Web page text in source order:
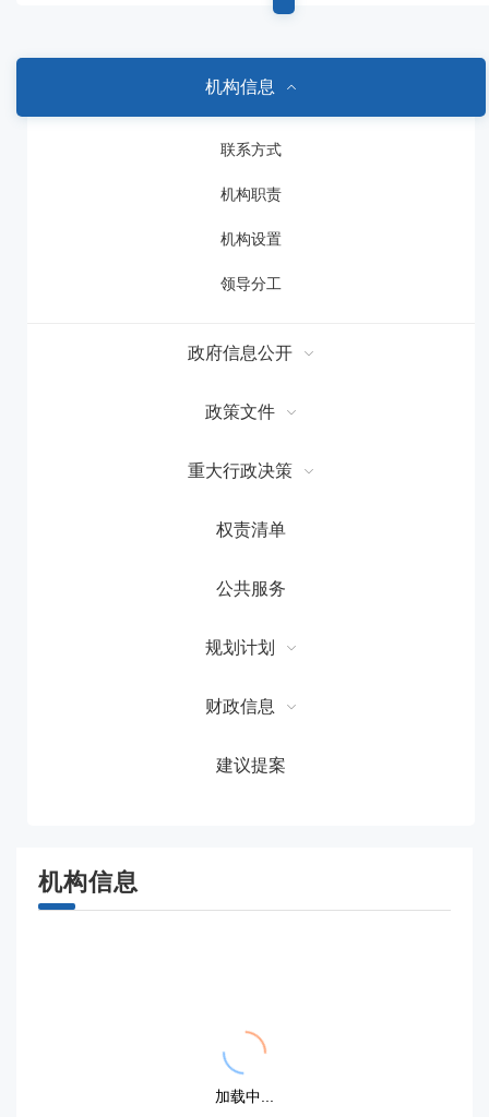
机构信息
联系方式
机构职责
机构设置
领导分工
政府信息公开
政策文件
重大行政决策
权责清单
公共服务
规划计划
财政信息
建议提案
机构信息
{{dayFormat(item.display_date,'YYYY.MM.DD')}}